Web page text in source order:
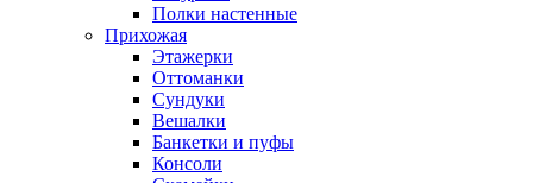
Полки настенные
Прихожая
Этажерки
Оттоманки
Сундуки
Вешалки
Банкетки и пуфы
Консоли